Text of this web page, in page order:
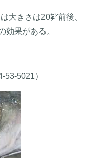
大きさは20㌢前後、
効果がある。
53-5021）